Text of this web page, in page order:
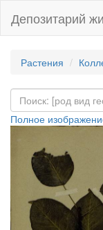
Депозитарий
Растения
Полное